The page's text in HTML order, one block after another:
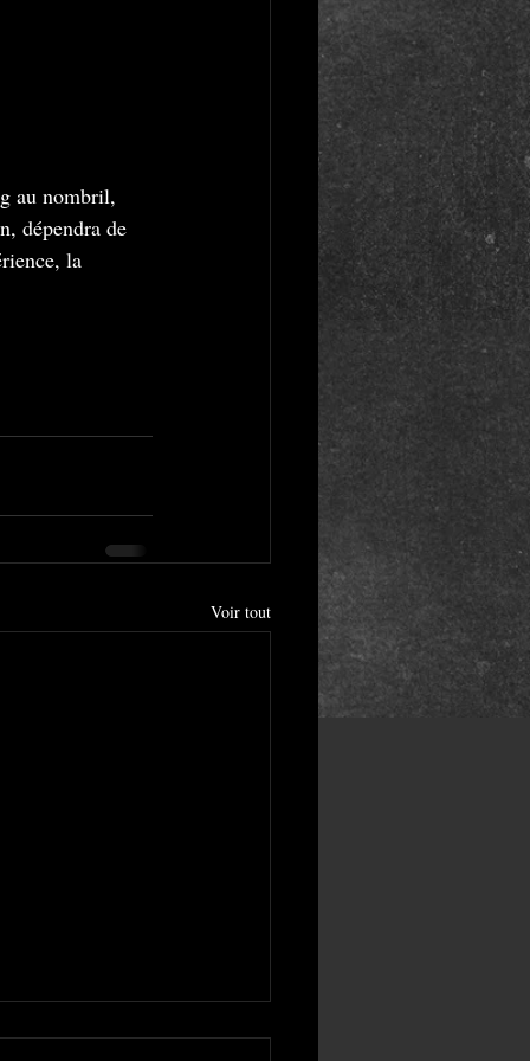
au nombril,
dépendra de
la
Voir tout